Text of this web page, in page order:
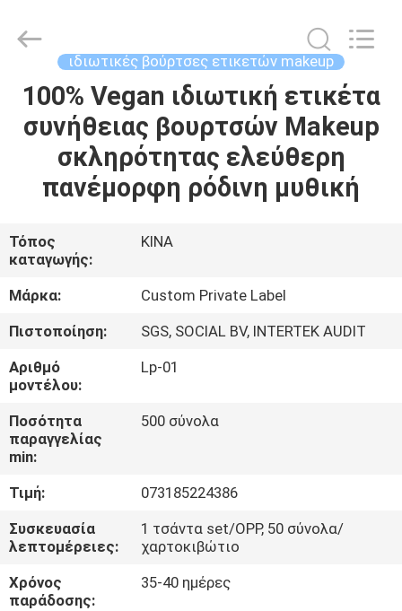
ΣΠΊΤΙ
ΠΡΟΪΌΝΤΑ
ΠΕΡΊΠΟΥ
ΕΜΕΊΣ
ΓΎΡΟΣ
ΕΡΓΟΣΤΑΣΊΩΝ
ΠΟΙΟΤΙΚΌΣ
ΈΛΕΓΧΟΣ
PRIVACY
POLICY
Reserved.
ιδιωτικές βούρτσες ετικετών makeup
100% Vegan ιδιωτική ετικέτα
συνήθειας βουρτσών Makeup
σκληρότητας ελεύθερη
πανέμορφη ρόδινη μυθική
Τόπος
καταγωγής:
ΚΙΝΑ
Μάρκα:
Custom Private Label
Πιστοποίηση:
SGS, SOCIAL BV, INTERTEK AUDIT
Αριθμό
μοντέλου:
Lp-01
Ποσότητα
παραγγελίας
min:
500 σύνολα
Τιμή:
073185224386
Συσκευασία
λεπτομέρειες:
1 τσάντα set/OPP, 50 σύνολα/
χαρτοκιβώτιο
Χρόνος
παράδοσης:
35-40 ημέρες